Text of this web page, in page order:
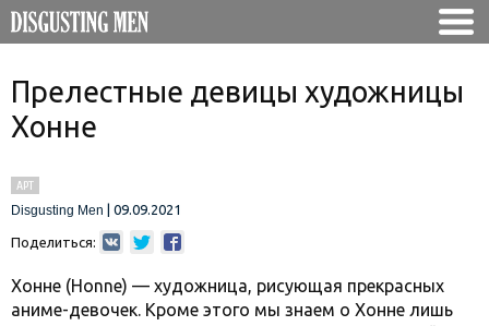
Прелестные девицы художницы
Хонне
АРТ
Disgusting Men
09.09.2021
Поделиться:
Хонне (Honne) — художница, рисующая прекрасных
аниме-девочек. Кроме этого мы знаем о Хонне лишь